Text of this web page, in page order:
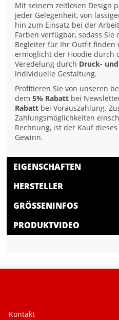
Mit seinem zeitlosen Design
jeder Gelegenheit, von
hin zum Einsatz bei der
Farben verfügbar, sodass
Begleiter für Ihr Outfit finden
ermöglicht der Hoodie durch
Veredelung durch Druck-
individuelle Gestaltung.
Profitieren Sie von unseren
dem5% Rabatt bei
Rabatt bei Vorauszahlung.
Zahlungsmöglichkeiten
Rechnung, ist der Kauf
Gewinn.
EIGENSCHAFTEN
HERSTELLER
GRÖSSENINFOS
PRODUKTVIDEO
Kontakt